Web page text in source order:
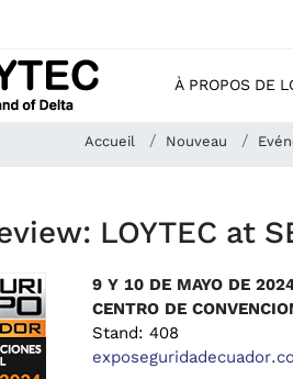
À PROPOS DE
Accueil Nouveau
LOYTEC at
9 Y 10 DE MAYO DE
CENTRO DE
Stand: 408